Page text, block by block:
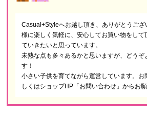
Casual+Styleへお越し頂き、ありがとうござ
様に楽しく気軽に、安心してお買い物をして
ていきたいと思っています。
未熟な点も多々あるかと思いますが、どうぞ
す！
小さい子供を育てながら運営しています。お
しくはショップHP「お問い合わせ」からお願